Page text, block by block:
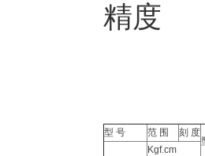
精度
型 号 范 围 刻 度
Kgf.cm